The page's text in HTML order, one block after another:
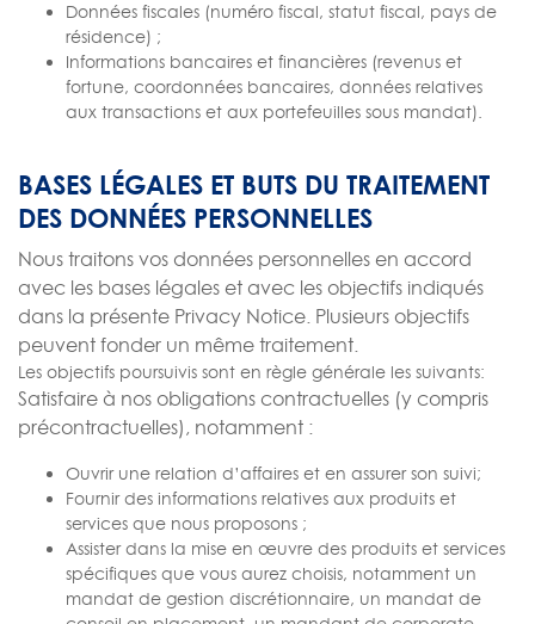
Données fiscales (numéro fiscal, statut fiscal, pays de
résidence) ;
Informations bancaires et financières (revenus et
fortune, coordonnées bancaires, données relatives
aux transactions et aux portefeuilles sous mandat).
BASES LÉGALES ET BUTS DU TRAITEMENT
DES DONNÉES PERSONNELLES
Nous traitons vos données personnelles en accord
avec les bases légales et avec les objectifs indiqués
dans la présente Privacy Notice. Plusieurs objectifs
peuvent fonder un même traitement.
Les objectifs poursuivis sont en règle générale les suivants:
Satisfaire à nos obligations contractuelles (y compris
précontractuelles), notamment :
Ouvrir une relation d’affaires et en assurer son suivi;
Fournir des informations relatives aux produits et
services que nous proposons ;
Assister dans la mise en œuvre des produits et services
spécifiques que vous aurez choisis, notamment un
mandat de gestion discrétionnaire, un mandat de